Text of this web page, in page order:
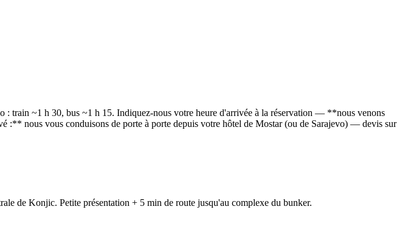
~1 h 30, bus ~1 h 15. Indiquez-nous votre heure d'arrivée à la réservation — **nous venons
nous vous conduisons de porte à porte depuis votre hôtel de Mostar (ou de Sarajevo) — devis sur
de Konjic. Petite présentation + 5 min de route jusqu'au complexe du bunker.